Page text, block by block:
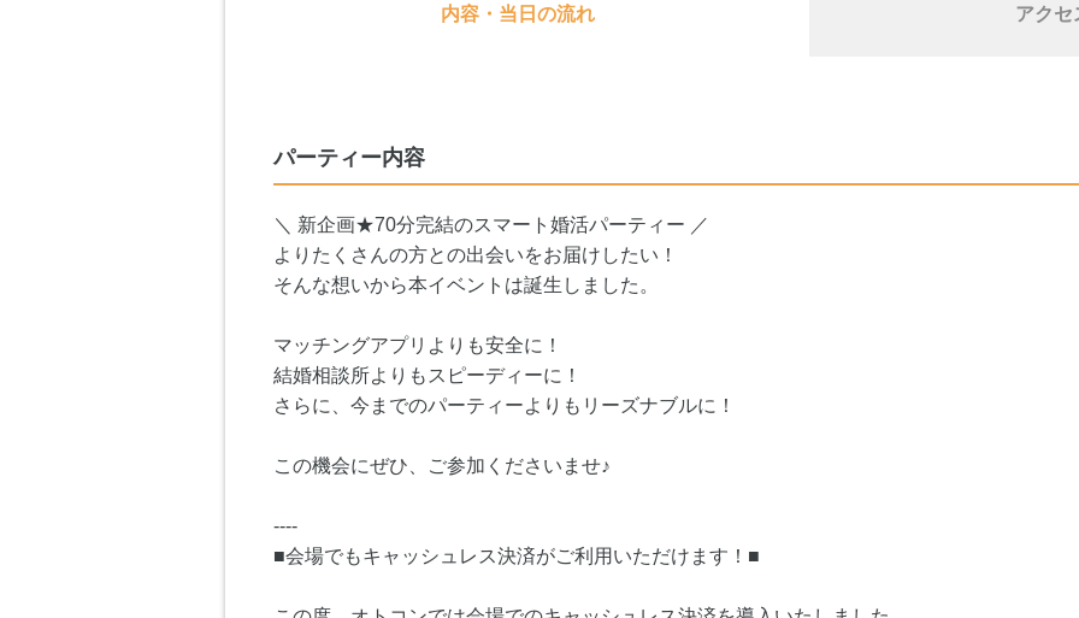
内容・当日の流れ アクセ
パーティー内容
＼ 新企画★70分完結のスマート婚活パーティー ／
よりたくさんの方との出会いをお届けしたい！
そんな想いから本イベントは誕生しました。
マッチングアプリよりも安全に！
結婚相談所よりもスピーディーに！
さらに、今までのパーティーよりもリーズナブルに！
この機会にぜひ、ご参加くださいませ♪
----
■会場でもキャッシュレス決済がご利用いただけます！■